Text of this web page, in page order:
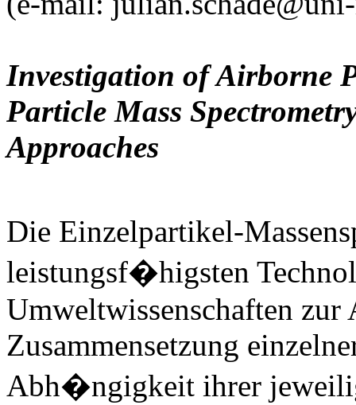
Investigation of Airborne
Particle Mass
Approaches
Die Einzelpartikel-
leistungsf�higsten
Umweltwissenschaften zur
Zusammensetzung
Abh�ngigkeit ihrer